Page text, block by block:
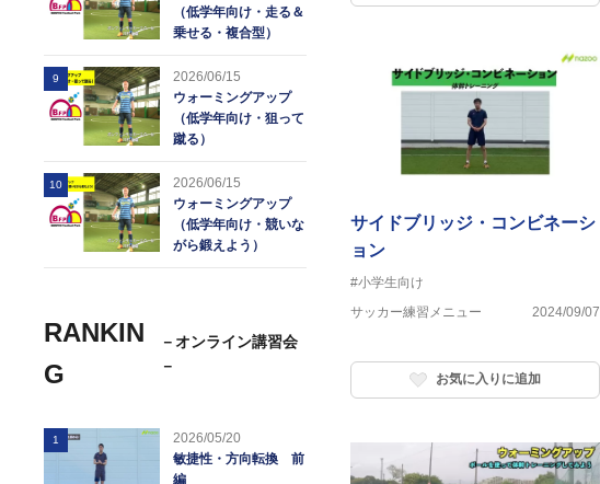
（低学年向け・走る＆
乗せる・複合型）
9
2026/06/15
ウォーミングアップ
（低学年向け・狙って
蹴る）
10
2026/06/15
ウォーミングアップ
（低学年向け・競いな
がら鍛えよう）
RANKIN
G
－オンライン講習会
－
1
2026/05/20
敏捷性・方向転換 前
編
サイドブリッジ・コンビネーシ
ョン
#小学生向け
サッカー練習メニュー
2024/09/07
お気に入りに追加